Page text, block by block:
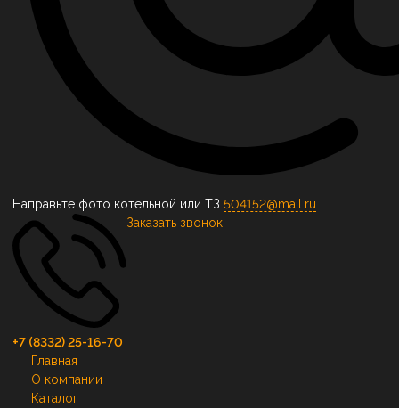
Направьте фото котельной или ТЗ 504152@mail.ru
+7 (8332) 25-16-70
Заказать звонок
Главная
О компании
Каталог